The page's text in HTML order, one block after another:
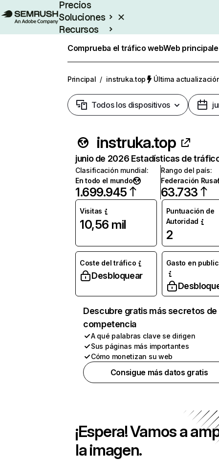
Precios
Soluciones
Recursos
Comprueba el tráfico webWeb
Principal / instruka.top Última
Todos los dispositivos
instruka.top
junio de 2026 Estadísticas de
Clasificación mundial:
En todo el mundo
1.699.945
Rango del país:
Federación Rusa
63.733
Visitas
10,56 mil
Puntuación de
Autoridad
2
Coste del tráfico
Desbloquear
Gasto en
Descubre gratis más secretos de
competencia
A qué palabras clave se dirigen
Sus páginas más importantes
Cómo monetizan su web
Consigue más datos gratis
¡Espera! Vamos a
la imagen.